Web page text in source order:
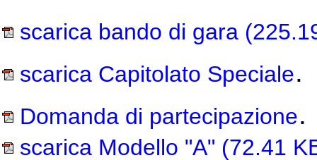
scarica bando di gara
scarica Capitolato Speciale.
Domanda di partecipazione.
scarica Modello "A" (72.41